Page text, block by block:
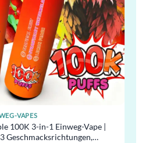
VAPES
100K 3-in-1 Einweg-Vape |
Geschmacksrichtungen,